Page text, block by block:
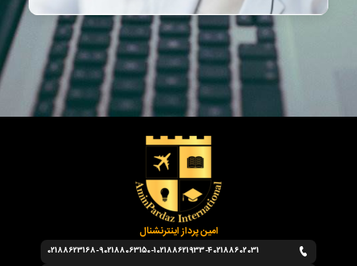
امین پرداز اینترنشنال
02188623168-902188063150-102188621933-402188602031